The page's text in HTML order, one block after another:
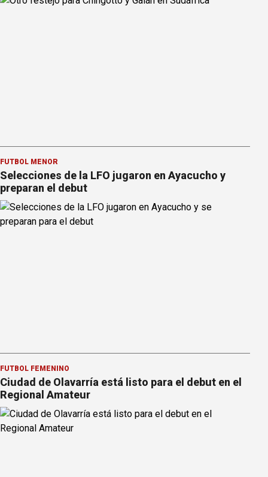
FÚTBOL MENOR
Selecciones de la LFO jugaron en Ayacucho y
preparan el debut
FÚTBOL FEMENINO
Ciudad de Olavarría está listo para el debut en el
Regional Amateur